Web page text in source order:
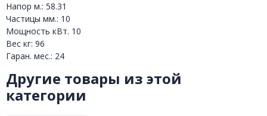
Напор м.: 58.31
Частицы мм.: 10
Мощность кВт. 10
Вес кг: 96
Гаран. мес.: 24
Другие товары из этой
категории